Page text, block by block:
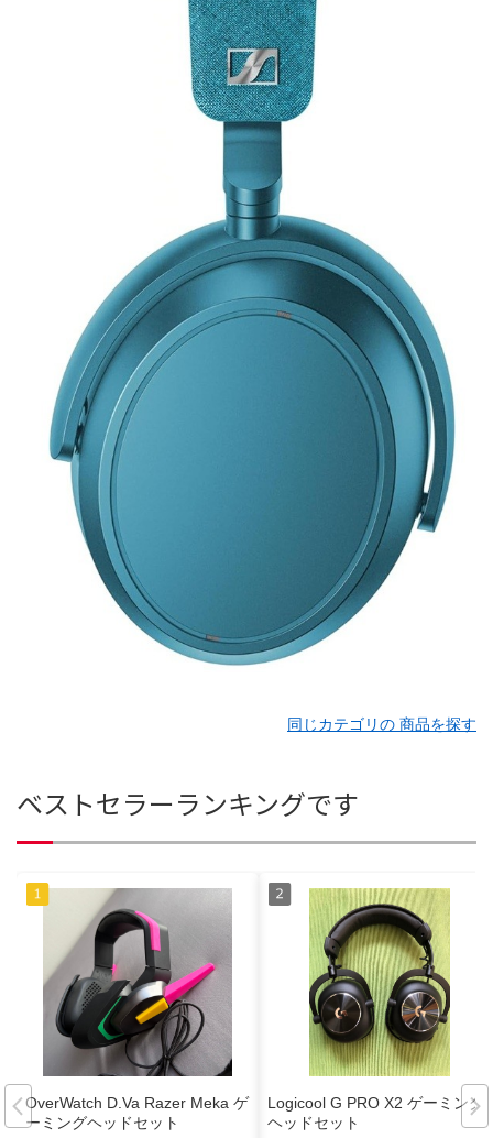
同じカテゴリの 商品を探す
ベストセラーランキングです
OverWatch D.Va Razer Meka ゲ
ーミングヘッドセット
Logicool G PRO X2 ゲーミング
ヘッドセット